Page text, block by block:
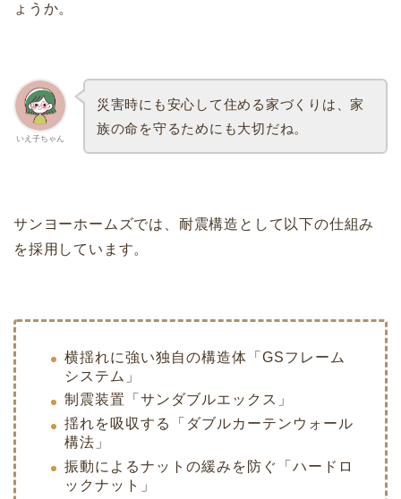
ょうか。
いえ子ちゃん
災害時にも安心して住める家づくりは、家
族の命を守るためにも大切だね。
サンヨーホームズでは、耐震構造として以下の仕組み
を採用しています。
横揺れに強い独自の構造体「GSフレーム
システム」
制震装置「サンダブルエックス」
揺れを吸収する「ダブルカーテンウォール
構法」
振動によるナットの緩みを防ぐ「ハードロ
ックナット」